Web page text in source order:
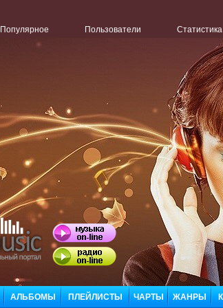
Популярное Пользователи Статистика
АЛЬБОМЫ ПЛЕЙЛИСТЫ ЧАРТЫ ЖАНРЫ